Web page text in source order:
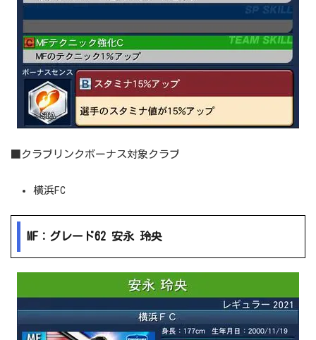
■クラブリンクボーナス対象クラブ
横浜FC
MF：グレード62 安永 玲央